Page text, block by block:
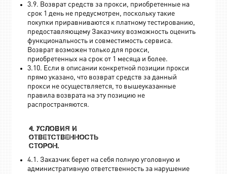
3.9. Возврат средств за прокси, приобретенные на
срок 1 день не предусмотрен, поскольку такие
покупки приравниваются к платному тестированию,
предоставляющему Заказчику возможность оценить
функциональность и совместимость сервиса.
Возврат возможен только для прокси,
приобретенных на срок от 1 месяца и более.
3.10. Если в описании конкретной позиции прокси
прямо указано, что возврат средств за данный
прокси не осуществляется, то вышеуказанные
правила возврата на эту позицию не
распространяются.
4. Условия и
ответственность
сторон.
4.1. Заказчик берет на себя полную уголовную и
административную ответственность за нарушение